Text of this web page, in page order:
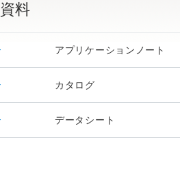
資料
アプリケーションノート
カタログ
データシート